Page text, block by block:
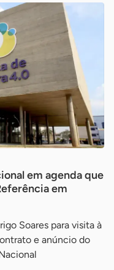
em agenda que
em
Soares para visita à
e anúncio do